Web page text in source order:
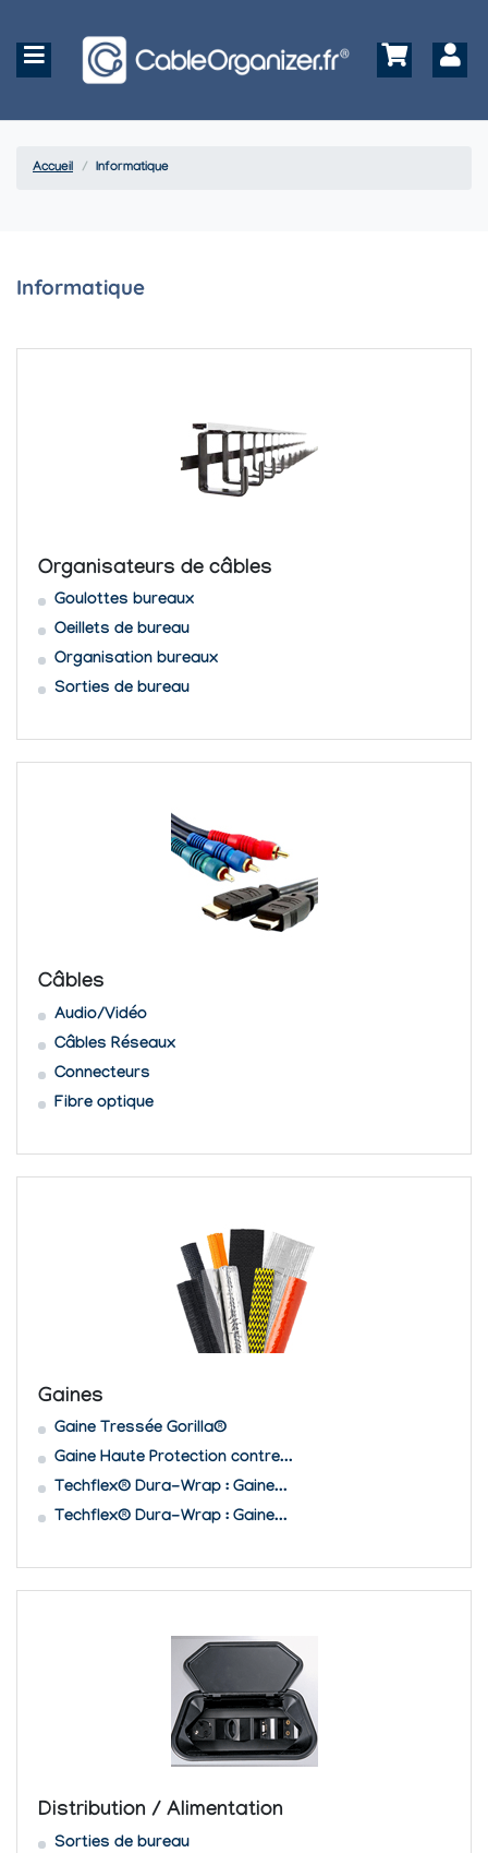
Accueil Informatique
Informatique
Organisateurs de câbles
Goulottes bureaux
Oeillets de bureau
Organisation bureaux
Sorties de bureau
Câbles
Audio/Vidéo
Câbles Réseaux
Connecteurs
Fibre optique
Gaines
Gaine Tressée Gorilla®
Gaine Haute Protection contre...
Techflex® Dura-Wrap : Gaine...
Techflex® Dura-Wrap : Gaine...
Distribution / Alimentation
Sorties de bureau